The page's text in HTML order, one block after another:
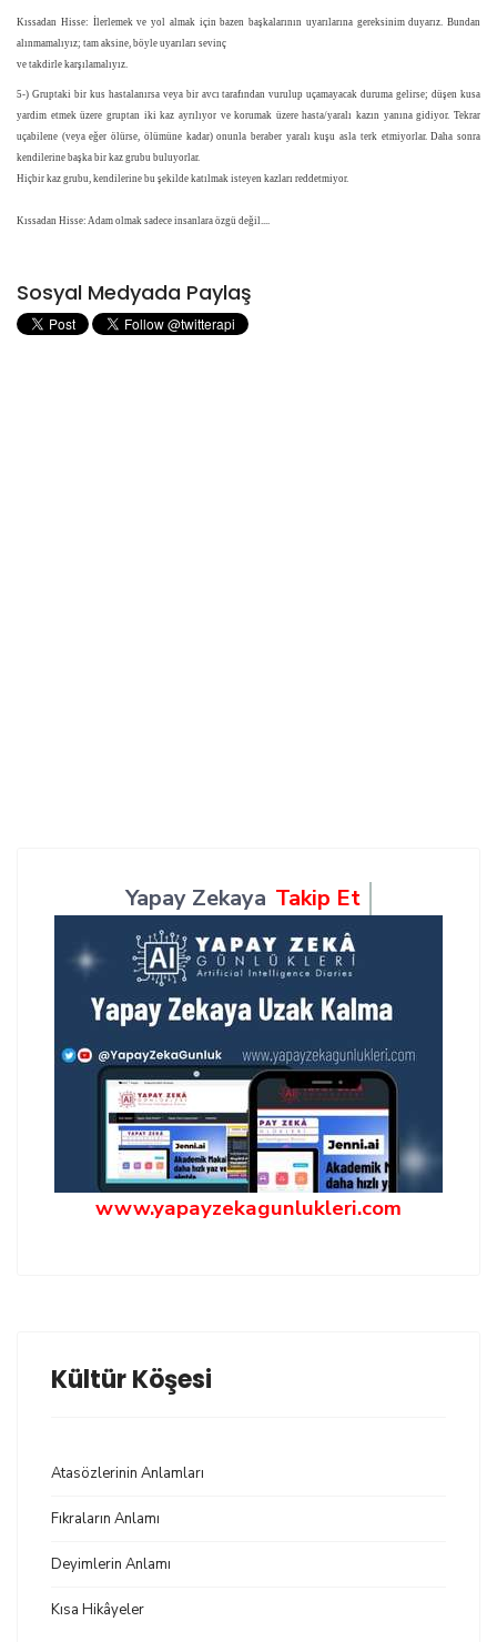
Kıssadan Hisse: İlerlemek ve yol almak için bazen başkalarının uyarılarına gereksinim duyarız. Bundan
alınmamalıyız; tam aksine, böyle uyarıları sevinç
ve takdirle karşılamalıyız.
5-) Gruptaki bir kus hastalanırsa veya bir avcı tarafından vurulup uçamayacak duruma gelirse; düşen kusa
yardim etmek üzere gruptan iki kaz ayrılıyor ve korumak üzere hasta/yaralı kazın yanına gidiyor. Tekrar
uçabilene (veya eğer ölürse, ölümüne kadar) onunla beraber yaralı kuşu asla terk etmiyorlar. Daha sonra
kendilerine başka bir kaz grubu buluyorlar.
Hiçbir kaz grubu, kendilerine bu şekilde katılmak isteyen kazları reddetmiyor.
Kıssadan Hisse: Adam olmak sadece insanlara özgü değil....
Sosyal Medyada Paylaş
Yapay Zekaya Takip Et
www.yapayzekagunlukleri.com
Kültür Köşesi
Atasözlerinin Anlamları
Fıkraların Anlamı
Deyimlerin Anlamı
Kısa Hikâyeler